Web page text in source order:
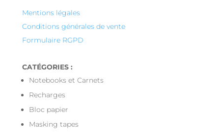
Mentions légales
Conditions générales de vente
Formulaire RGPD
CATÉGORIES :
Notebooks et Carnets
Recharges
Bloc papier
Masking tapes